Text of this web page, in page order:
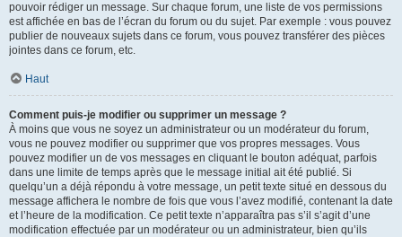
pouvoir rédiger un message. Sur chaque forum, une liste de vos permissions
est affichée en bas de l’écran du forum ou du sujet. Par exemple : vous pouvez
publier de nouveaux sujets dans ce forum, vous pouvez transférer des pièces
jointes dans ce forum, etc.
Haut
Comment puis-je modifier ou supprimer un message ?
À moins que vous ne soyez un administrateur ou un modérateur du forum,
vous ne pouvez modifier ou supprimer que vos propres messages. Vous
pouvez modifier un de vos messages en cliquant le bouton adéquat, parfois
dans une limite de temps après que le message initial ait été publié. Si
quelqu’un a déjà répondu à votre message, un petit texte situé en dessous du
message affichera le nombre de fois que vous l’avez modifié, contenant la date
et l’heure de la modification. Ce petit texte n’apparaîtra pas s’il s’agit d’une
modification effectuée par un modérateur ou un administrateur, bien qu’ils